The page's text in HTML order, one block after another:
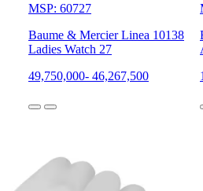
MSP: 60727
Baume & Mercier Linea 10138
Ladies Watch 27
49,750,000- 46,267,500